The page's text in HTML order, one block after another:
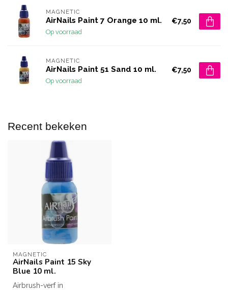
MAGNETIC
AirNails Paint 7 Orange 10 ml.
Op voorraad
€7,50
MAGNETIC
AirNails Paint 51 Sand 10 ml.
Op voorraad
€7,50
Recent bekeken
MAGNETIC
AirNails Paint 15 Sky
Blue 10 ml.
Airbrush-verf in